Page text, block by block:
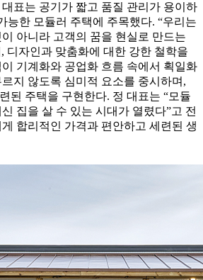
표는 공기가 짧고 품질 관리가 용이하
능한 모듈러 주택에 주목했다. “우리는
아니라 고객의 꿈을 현실로 만드는
디자인과 맞춤화에 대한 강한 철학을
기계화와 공업화 흐름 속에서 획일화
지 않도록 심미적 요소를 중시하며,
된 주택을 구현한다. 정 대표는 “모듈
집을 살 수 있는 시대가 열렸다”고 전
합리적인 가격과 편안하고 세련된 생